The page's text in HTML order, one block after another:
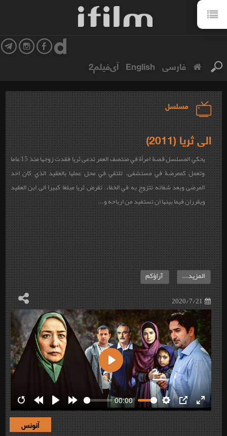
فارسی English آی‌فیلم2
مسلسل
الى ثريا (2011)
يحكي المسلسل قصة امرأة في منتصف العمر تدعى ثريا فقدت زوجها منذ 15 عاما
وتعمل كممرضة في مستشفى. تلتقي في محل عملها بالعقيد الذي كان احد
المرضى وبعد شفائه تتزوج به في الخفاء. تقرض ثريا مبلغا كبيرا الى ابن العقيد
ويقرران فيما بينها ان تستفيد من ارباحه و...
2020/7/21
المزيد... آراؤكم
RestartRewind
10s
Play Forward
10s
00:00
Settings
PIP Enter
Play
آنونس